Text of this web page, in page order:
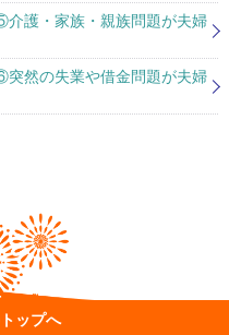
護・家族・親族問題が夫婦
然の失業や借金問題が夫婦
ップへ